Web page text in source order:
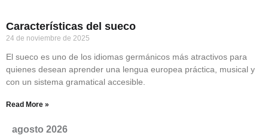
Características del sueco
24 de noviembre de 2025
El sueco es uno de los idiomas germánicos más atractivos para
quienes desean aprender una lengua europea práctica, musical y
con un sistema gramatical accesible.
Read More »
agosto 2026